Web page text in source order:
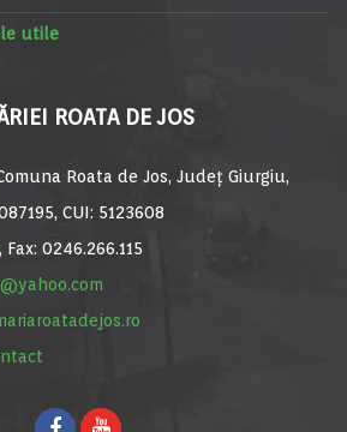
utile
ROATA DE JOS
Roata de Jos, Județ Giurgiu,
CUI: 5123608
, Fax: 0246.266.115